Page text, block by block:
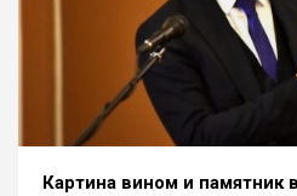
Картина вином и памятник